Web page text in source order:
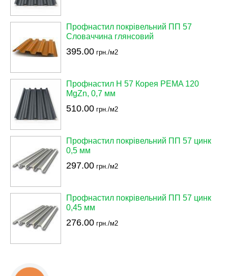
Профнастил покрівельний ПП 57
Словаччина глянсовий
395.00 грн./м2
Профнастил Н 57 Корея PEMA 120
MgZn, 0,7 мм
510.00 грн./м2
Профнастил покрівельний ПП 57 цинк
0,5 мм
297.00 грн./м2
Профнастил покрівельний ПП 57 цинк
0,45 мм
276.00 грн./м2